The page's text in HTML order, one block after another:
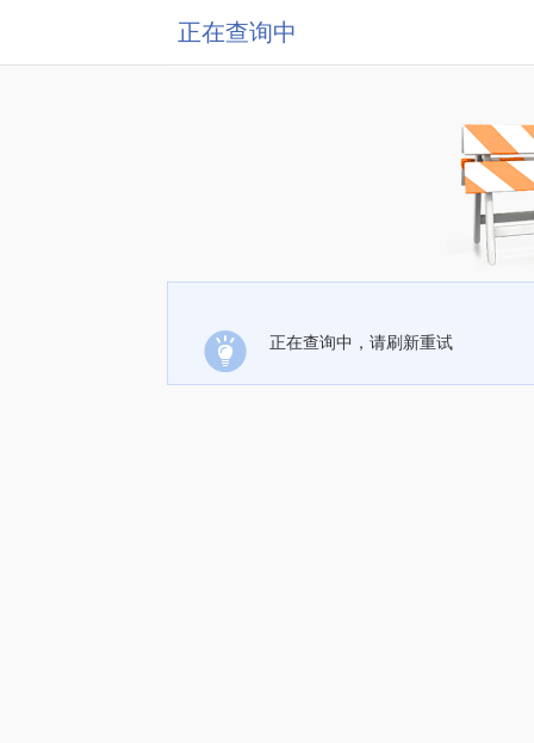
正在查询中
正在查询中，请刷新重试